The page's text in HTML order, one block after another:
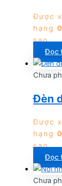
Được
hạng 0
sao
Đọc
Chưa
Đèn
Được
hạng 0
sao
Đọc
Chưa